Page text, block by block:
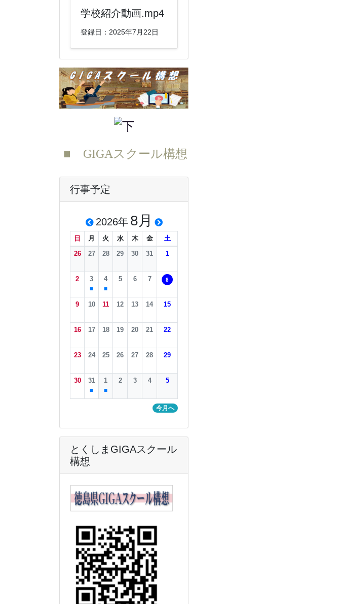
学校紹介動画.mp4
登録日：2025年7月22日
■ GIGAスクール構想
行事予定
2026年 8月
日 月 火 水 木 金
土
26
27 28 29 30 31 1
2 3
■
4
■
5 6 7 8
9 10 11 12 13 14 15
16 17 18 19 20 21 22
23 24 25 26 27 28 29
30 31
■
1
■
2 3 4 5
今月へ
とくしまGIGAスクール
構想